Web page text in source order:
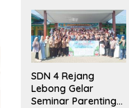
SDN 4 Rejang
Lebong Gelar
Seminar Parenting